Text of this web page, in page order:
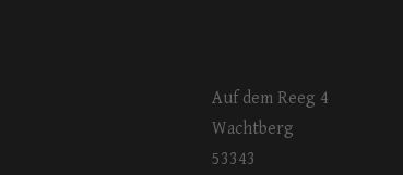
Auf dem Reeg 4
Wachtberg
53343